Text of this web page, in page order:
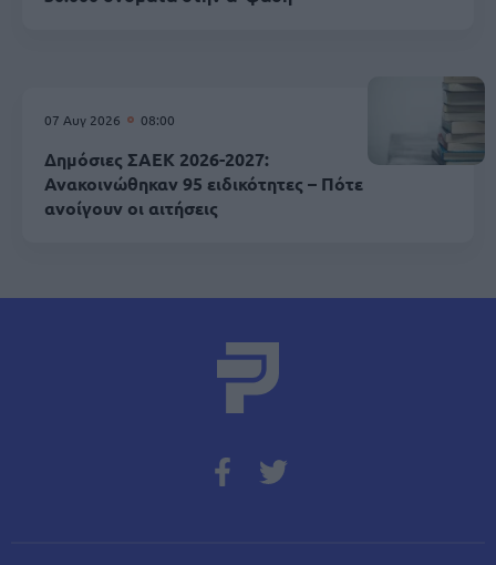
07 Αυγ 2026 08:00
Δημόσιες ΣΑΕΚ 2026-2027:
Ανακοινώθηκαν 95 ειδικότητες – Πότε
ανοίγουν οι αιτήσεις